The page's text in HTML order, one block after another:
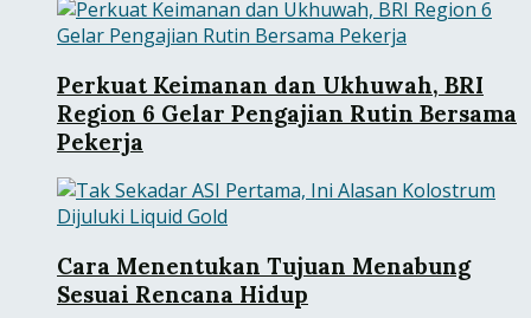
Perkuat Keimanan dan Ukhuwah, BRI
Region 6 Gelar Pengajian Rutin Bersama
Pekerja
Cara Menentukan Tujuan Menabung
Sesuai Rencana Hidup